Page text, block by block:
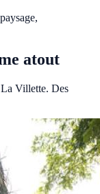
atout
Villette. Des